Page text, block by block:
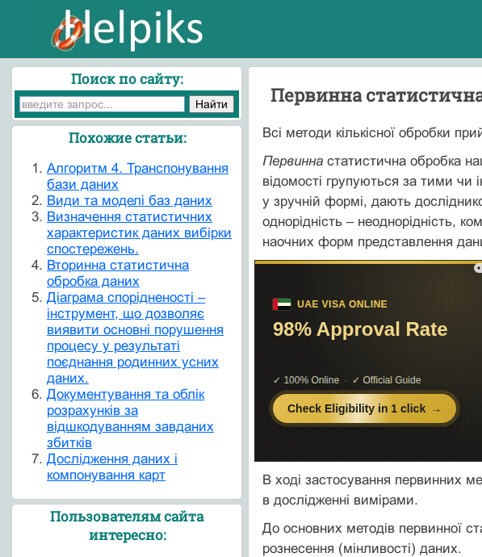
Первинна
Всі методи кількісної обробки
Первиннастатистична обробка
відомості групуються за тими чи
у зручній формі, дають
однорідність – неоднорідність,
наочних форм представлення
В ході застосування первинних
в дослідженні вимірами.
До основних методів первинної
рознесення (мінливості) даних.
Поиск по сайту:
Похожие статьи:
Алгоритм 4. Транспонування
бази даних
Види та моделі баз даних
Визначення статистичних
характеристик даних вибірки
спостережень.
Вторинна статистична
обробка даних
Діаграма спорідненості –
інструмент, що дозволяє
виявити основні порушення
процесу у результаті
поєднання родинних усних
даних.
Документування та облік
розрахунків за
відшкодуванням завданих
збитків
Дослідження даних і
компонування карт
Пользователям сайта
интересно: